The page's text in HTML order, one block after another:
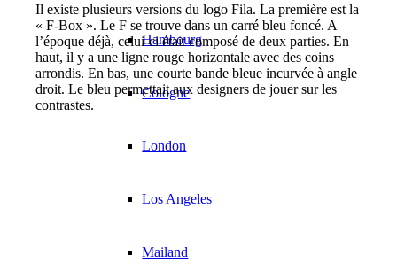
Hambourg
Cologne
London
Los Angeles
Mailand
Il existe plusieurs versions du logo Fila. La première est la
« F-Box ». Le F se trouve dans un carré bleu foncé. A
l’époque déjà, celui-ci était composé de deux parties. En
haut, il y a une ligne rouge horizontale avec des coins
arrondis. En bas, une courte bande bleue incurvée à angle
droit. Le bleu permettait aux designers de jouer sur les
contrastes.